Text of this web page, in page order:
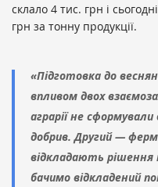
склало 4 тис. грн і
грн за тонну продукції.
«Підготовка до
впливом двох
аграрії не
добрив. Другий —
відкладають рішення
бачимо відкладений